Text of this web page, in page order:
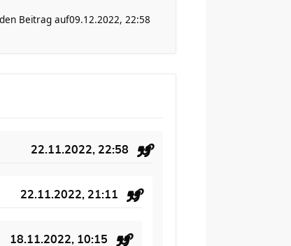
09.12.2022, 22:58
Beitrag auf
22.11.2022, 22:58
22.11.2022, 21:11
18.11.2022, 10:15